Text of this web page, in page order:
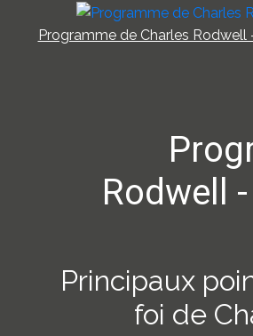
Programme de Charles
Rodwell
Principaux
foi de